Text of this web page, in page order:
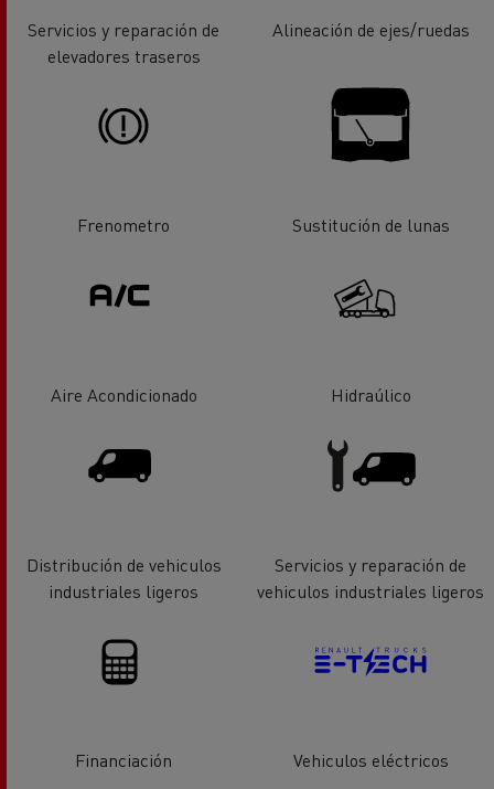
Servicios y reparación de
elevadores traseros
Alineación de ejes/ruedas
Frenometro Sustitución de lunas
Aire Acondicionado Hidraúlico
Distribución de vehiculos
industriales ligeros
Servicios y reparación de
vehiculos industriales ligeros
Financiación Vehiculos eléctricos